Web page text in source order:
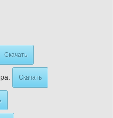
Скачать
Скачать